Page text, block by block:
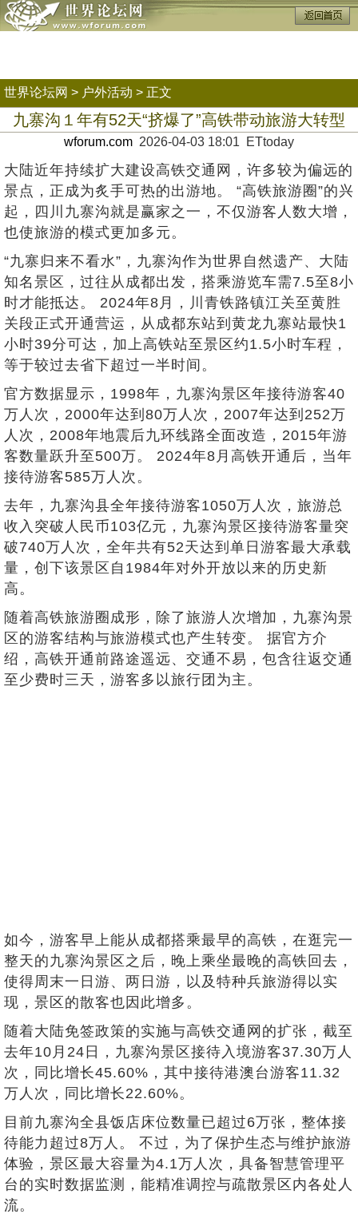
世界论坛网 > 户外活动 > 正文
九寨沟１年有52天“挤爆了”高铁带动旅游大转型
wforum.com 2026-04-03 18:01 ETtoday
大陆近年持续扩大建设高铁交通网，许多较为偏远的
景点，正成为炙手可热的出游地。 “高铁旅游圈”的兴
起，四川九寨沟就是赢家之一，不仅游客人数大增，
也使旅游的模式更加多元。
“九寨归来不看水”，九寨沟作为世界自然遗产、大陆
知名景区，过往从成都出发，搭乘游览车需7.5至8小
时才能抵达。 2024年8月，川青铁路镇江关至黄胜
关段正式开通营运，从成都东站到黄龙九寨站最快1
小时39分可达，加上高铁站至景区约1.5小时车程，
等于较过去省下超过一半时间。
官方数据显示，1998年，九寨沟景区年接待游客40
万人次，2000年达到80万人次，2007年达到252万
人次，2008年地震后九环线路全面改造，2015年游
客数量跃升至500万。 2024年8月高铁开通后，当年
接待游客585万人次。
去年，九寨沟县全年接待游客1050万人次，旅游总
收入突破人民币103亿元，九寨沟景区接待游客量突
破740万人次，全年共有52天达到单日游客最大承载
量，创下该景区自1984年对外开放以来的历史新
高。
随着高铁旅游圈成形，除了旅游人次增加，九寨沟景
区的游客结构与旅游模式也产生转变。 据官方介
绍，高铁开通前路途遥远、交通不易，包含往返交通
至少费时三天，游客多以旅行团为主。
如今，游客早上能从成都搭乘最早的高铁，在逛完一
整天的九寨沟景区之后，晚上乘坐最晚的高铁回去，
使得周末一日游、两日游，以及特种兵旅游得以实
现，景区的散客也因此增多。
随着大陆免签政策的实施与高铁交通网的扩张，截至
去年10月24日，九寨沟景区接待入境游客37.30万人
次，同比增长45.60%，其中接待港澳台游客11.32
万人次，同比增长22.60%。
目前九寨沟全县饭店床位数量已超过6万张，整体接
待能力超过8万人。 不过，为了保护生态与维护旅游
体验，景区最大容量为4.1万人次，具备智慧管理平
台的实时数据监测，能精准调控与疏散景区内各处人
流。